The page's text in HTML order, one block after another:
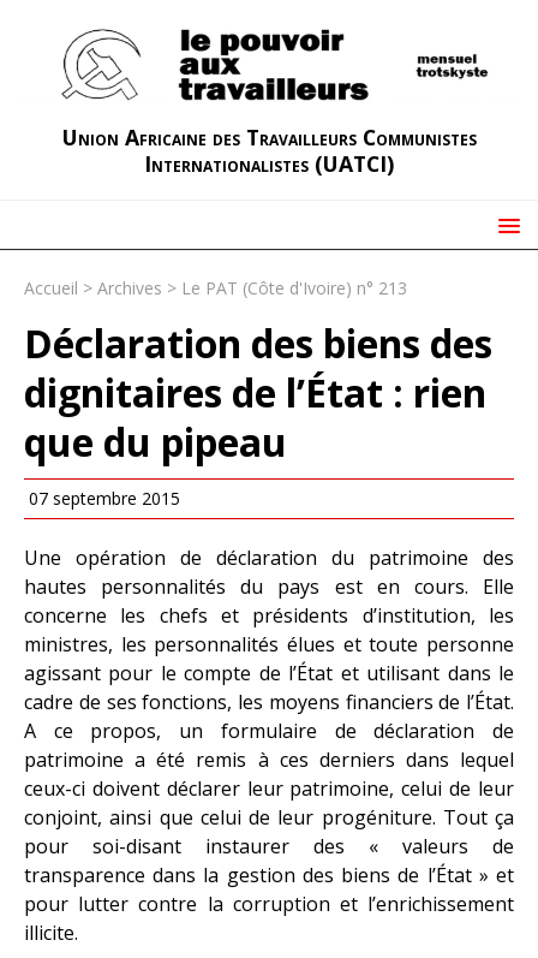
Union Africaine des Travailleurs Communistes
Internationalistes (UATCI)
Accueil > Archives > Le PAT (Côte d'Ivoire) n° 213
Déclaration des biens des
dignitaires de l’État : rien
que du pipeau
07 septembre 2015
Une opération de déclaration du patrimoine des
hautes personnalités du pays est en cours. Elle
concerne les chefs et présidents d’institution, les
ministres, les personnalités élues et toute personne
agissant pour le compte de l’État et utilisant dans le
cadre de ses fonctions, les moyens financiers de l’État.
A ce propos, un formulaire de déclaration de
patrimoine a été remis à ces derniers dans lequel
ceux-ci doivent déclarer leur patrimoine, celui de leur
conjoint, ainsi que celui de leur progéniture. Tout ça
pour soi-disant instaurer des « valeurs de
transparence dans la gestion des biens de l’État » et
pour lutter contre la corruption et l’enrichissement
illicite.